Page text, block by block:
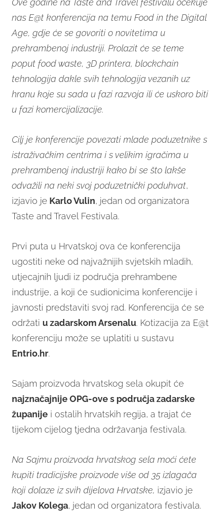
Ove godine na Taste and Travel festivalu očekuje
nas E@t konferencija na temu Food in the Digital
Age, gdje će se govoriti o novitetima u
prehrambenoj industriji. Prolazit će se teme
poput food waste, 3D printera, blockchain
tehnologija dakle svih tehnologija vezanih uz
hranu koje su sada u fazi razvoja ili će uskoro biti
u fazi komercijalizacije.
Cilj je konferencije povezati mlade poduzetnike s
istraživačkim centrima i s velikim igračima u
prehrambenoj industriji kako bi se što lakše
odvažili na neki svoj poduzetnički poduhvat,
izjavio je Karlo Vulin, jedan od organizatora
Taste and Travel Festivala.
Prvi puta u Hrvatskoj ova će konferencija
ugostiti neke od najvažnijih svjetskih mladih,
utjecajnih ljudi iz područja prehrambene
industrije, a koji će sudionicima konferencije i
javnosti predstaviti svoj rad. Konferencija će se
održati u zadarskom Arsenalu. Kotizacija za E@t
konferenciju može se uplatiti u sustavu
Entrio.hr.
Sajam proizvoda hrvatskog sela okupit će
najznačajnije OPG-ove s područja zadarske
županije i ostalih hrvatskih regija, a trajat će
tijekom cijelog tjedna održavanja festivala.
Na Sajmu proizvoda hrvatskog sela moći ćete
kupiti tradicijske proizvode više od 35 izlagača
koji dolaze iz svih dijelova Hrvatske, izjavio je
Jakov Kolega, jedan od organizatora festivala.